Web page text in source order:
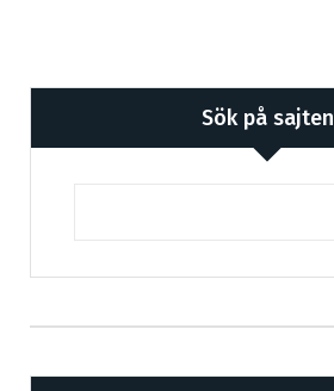
Sök på sajten